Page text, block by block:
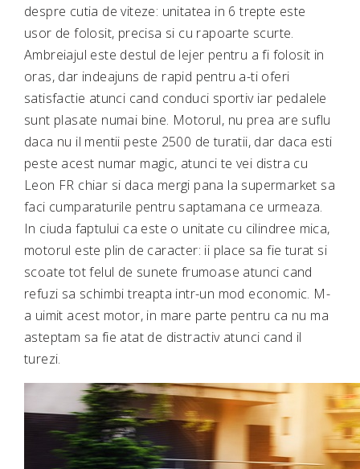
despre cutia de viteze: unitatea in 6 trepte este
usor de folosit, precisa si cu rapoarte scurte.
Ambreiajul este destul de lejer pentru a fi folosit in
oras, dar indeajuns de rapid pentru a-ti oferi
satisfactie atunci cand conduci sportiv iar pedalele
sunt plasate numai bine. Motorul, nu prea are suflu
daca nu il mentii peste 2500 de turatii, dar daca esti
peste acest numar magic, atunci te vei distra cu
Leon FR chiar si daca mergi pana la supermarket sa
faci cumparaturile pentru saptamana ce urmeaza.
In ciuda faptului ca este o unitate cu cilindree mica,
motorul este plin de caracter: ii place sa fie turat si
scoate tot felul de sunete frumoase atunci cand
refuzi sa schimbi treapta intr-un mod economic. M-
a uimit acest motor, in mare parte pentru ca nu ma
asteptam sa fie atat de distractiv atunci cand il
turezi.